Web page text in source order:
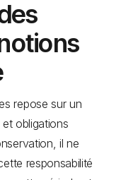
repose sur un
obligations
il ne
responsabilité